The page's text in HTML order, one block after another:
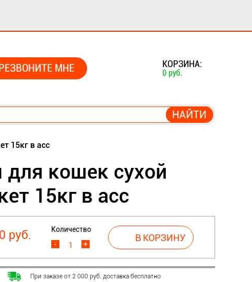
МНЕ КОРЗИНА:
0 руб.
15кг в асс
кошек сухой
15кг в асс
руб.
Количество
+
-
При заказе от 2 000 руб. доставка бесплатно